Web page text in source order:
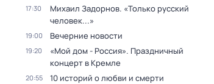
17:30
Михаил Задорнов. «Только русский
человек...»
19:00 Вечерние новости
19:20
«Мой дом - Россия». Праздничный
концерт в Кремле
20:55 10 историй о любви и смерти